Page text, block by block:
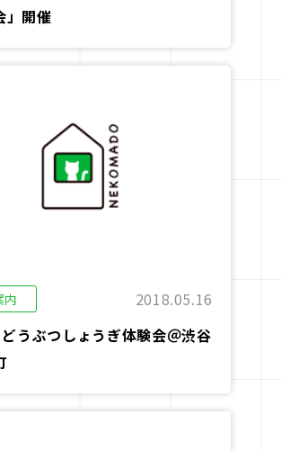
」開催
内
2018.05.16
うぶつしょうぎ体験会＠渋谷